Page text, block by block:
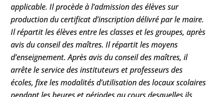
applicable. Il procède à l’admission des élèves sur
production du certificat d’inscription délivré par le maire.
Il répartit les élèves entre les classes et les groupes, après
avis du conseil des maîtres. Il répartit les moyens
d’enseignement. Après avis du conseil des maîtres, il
arrête le service des instituteurs et professeurs des
écoles, fixe les modalités d’utilisation des locaux scolaires